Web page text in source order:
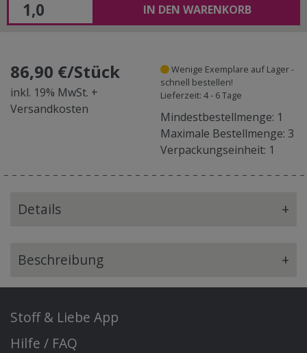
IN DEN WARENKORB
86,90 €/Stück
inkl. 19% MwSt. +
Versandkosten
Wenige Exemplare auf Lager -
schnell bestellen!
Lieferzeit: 4 - 6 Tage
Mindestbestellmenge: 1
Maximale Bestellmenge: 3
Verpackungseinheit: 1
Details +
Beschreibung +
Stoff & Liebe App
Hilfe / FAQ